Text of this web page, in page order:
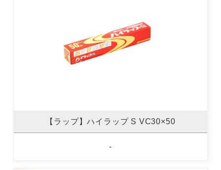
【ラップ】ハイラップ S VC30×50
-